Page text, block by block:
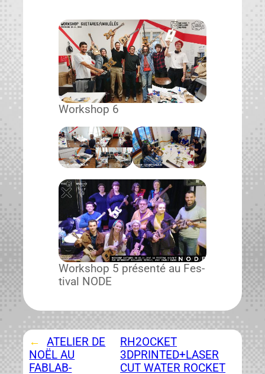
Work­shop 6
Work­shop 5 présen­té au Fes­
ti­val NODE
←
ATELIER DE
NOËL AU
FABLAB-
RH2OCKET
3DPRINTED+LASER
CUT WATER ROCKET